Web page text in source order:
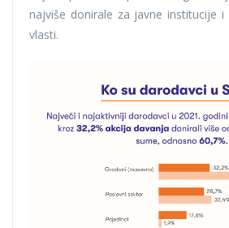
najviše donirale za javne institucije i
vlasti.